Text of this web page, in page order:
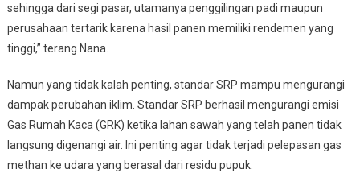
sehingga dari segi pasar, utamanya penggilingan padi maupun
perusahaan tertarik karena hasil panen memiliki rendemen yang
tinggi,” terang Nana.
Namun yang tidak kalah penting, standar SRP mampu mengurangi
dampak perubahan iklim. Standar SRP berhasil mengurangi emisi
Gas Rumah Kaca (GRK) ketika lahan sawah yang telah panen tidak
langsung digenangi air. Ini penting agar tidak terjadi pelepasan gas
methan ke udara yang berasal dari residu pupuk.